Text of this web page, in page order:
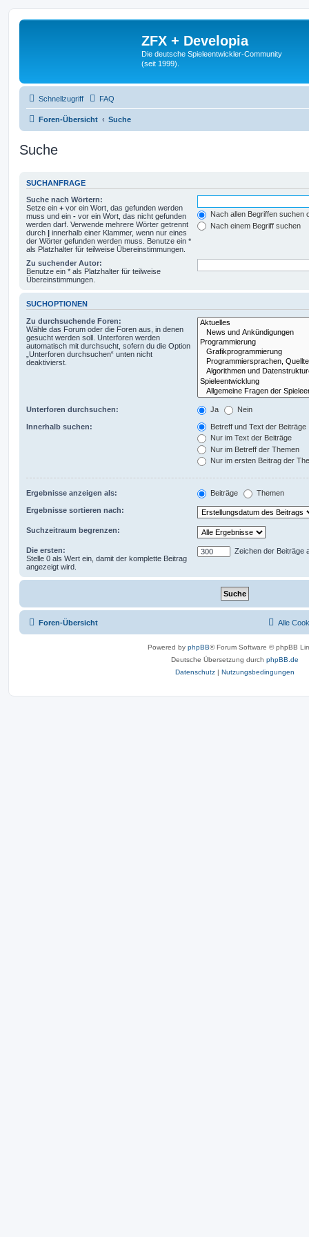
ZFX + Developia
Die deutsche Spieleentwickler-Community
(seit 1999).
Schnellzugriff FAQ
Foren-Übersicht Suche
Suche
SUCHANFRAGE
Suche nach Wörtern:
Setze ein + vor ein Wort, das gefunden werden
muss und ein - vor ein Wort, das nicht gefunden
werden darf. Verwende mehrere Wörter getrennt
durch | innerhalb einer Klammer, wenn nur eines
der Wörter gefunden werden muss. Benutze ein *
als Platzhalter für teilweise Übereinstimmungen.
Nach allen Begriffen suchen
Nach einem Begriff suchen
Zu suchender Autor:
Benutze ein * als Platzhalter für teilweise
Übereinstimmungen.
SUCHOPTIONEN
Zu durchsuchende Foren:
Wähle das Forum oder die Foren aus, in denen
gesucht werden soll. Unterforen werden
automatisch mit durchsucht, sofern du die Option
„Unterforen durchsuchen“ unten nicht
deaktivierst.
Unterforen durchsuchen: Ja Nein
Innerhalb suchen:
Betreff und Text der Beiträge
Nur im Text der Beiträge
Nur im Betreff der Themen
Nur im ersten Beitrag der
Ergebnisse anzeigen als: Beiträge Themen
Ergebnisse sortieren nach:
Suchzeitraum begrenzen:
Die ersten:
Stelle 0 als Wert ein, damit der komplette Beitrag
angezeigt wird.
Zeichen der Beiträge
Foren-Übersicht Alle
Powered by phpBB® Forum Software © phpBB
Deutsche Übersetzung durch phpBB.de
Datenschutz | Nutzungsbedingungen